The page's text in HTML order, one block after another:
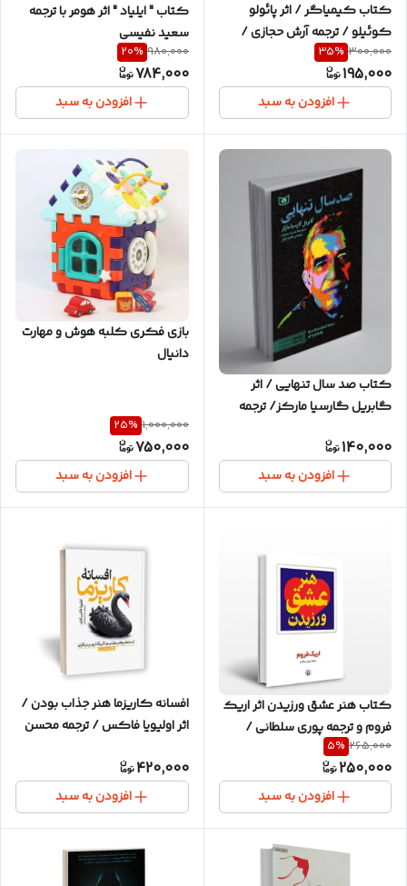
کتاب کیمیاگر / اثر پائولو
کوئیلو / ترجمه آرش حجازی /
متن کامل و ترجمه عالی
300,000
35%
195,000
افزودن به سبد
کتاب " ایلیاد " اثر هومر با ترجمه
سعید نفیسی
980,000
20%
784,000
افزودن به سبد
کتاب صد سال تنهایی / اثر
گابریل گارسیا مارکز/ ترجمه
140,000
افزودن به سبد
بازی فکری کلبه هوش و مهارت
دانیال
1,000,000
25%
750,000
افزودن به سبد
کتاب هنر عشق ورزیدن اثر اریک
فروم و ترجمه پوری سلطانی /
انتشارات مروارید / نسخه اصلی و
کامل
265,000
5%
250,000
افزودن به سبد
افسانه کاریزما هنر جذاب بودن /
اثر اولیویا فاکس / ترجمه محسن
420,000
افزودن به سبد